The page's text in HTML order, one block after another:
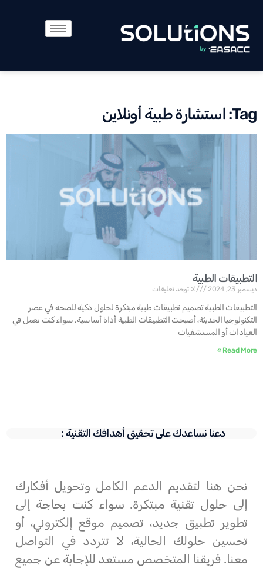
Tag: استشارة طبية أونلاين
التطبيقات الطبية
ديسمبر 23, 2024 لا توجد تعليقات
التطبيقات الطبية تصميم تطبيقات طبية مبتكرة لحلول ذكية للصحة في عصر
التكنولوجيا الحديثة، أصبحت التطبيقات الطبية أداة أساسية. سواء كنت تعمل في
العيادات أو المستشفيات
Read More »
دعنا نساعدك على تحقيق أهدافك التقنية :
نحن هنا لتقديم الدعم الكامل وتحويل أفكارك
إلى حلول تقنية مبتكرة. سواء كنت بحاجة إلى
تطوير تطبيق جديد، تصميم موقع إلكتروني، أو
تحسين حلولك الحالية، لا تتردد في التواصل
معنا. فريقنا المتخصص مستعد للإجابة عن جميع